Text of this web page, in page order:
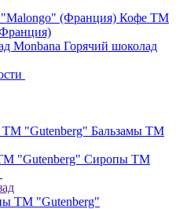
Кофе ТМ
Горячий шоколад
Бальзамы ТМ
Сиропы ТМ
ТМ "Gutenberg"